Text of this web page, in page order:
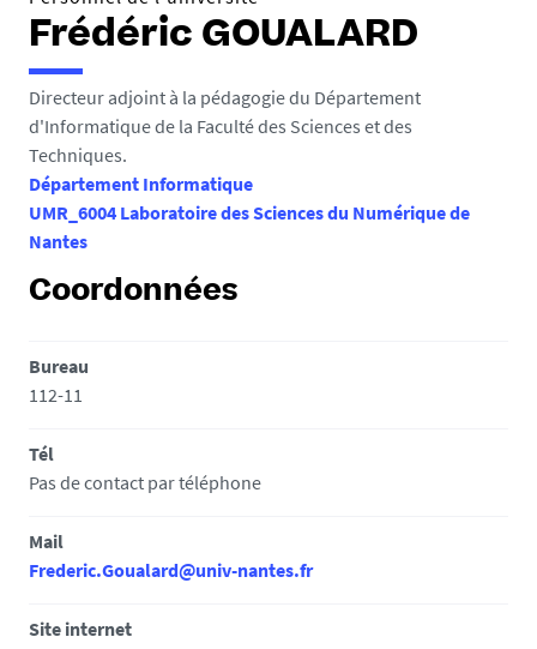
Frédéric GOUALARD
Directeur adjoint à la pédagogie du Département
d'Informatique de la Faculté des Sciences et des
Techniques.
Département Informatique
UMR_6004 Laboratoire des Sciences du Numérique de
Nantes
Coordonnées
Bureau
112-11
Tél
Pas de contact par téléphone
Mail
Frederic.Goualard@univ-nantes.fr
Site internet